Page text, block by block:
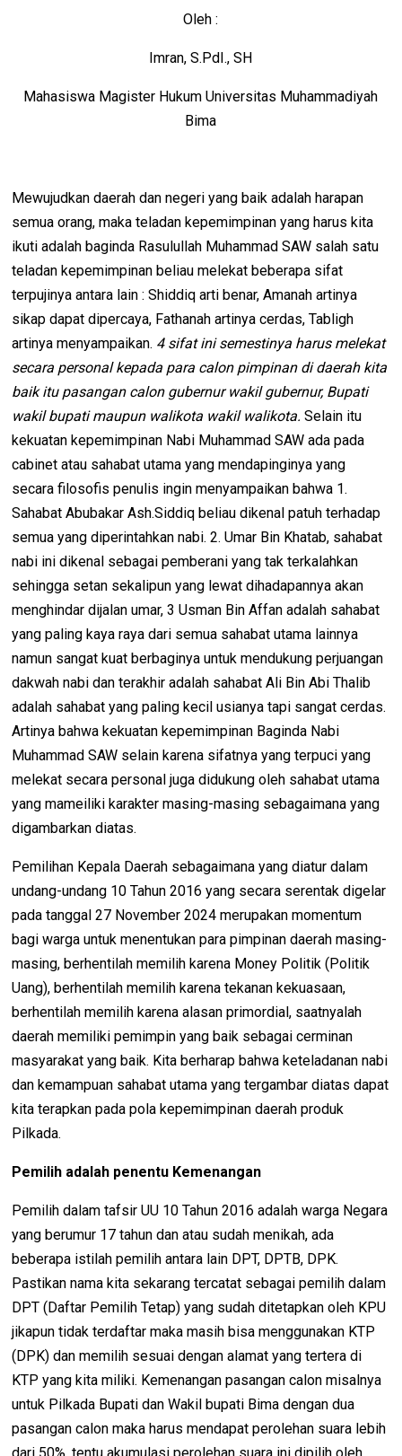
Oleh :
Imran, S.PdI., SH
Mahasiswa Magister Hukum Universitas Muhammadiyah
Bima
Mewujudkan daerah dan negeri yang baik adalah harapan
semua orang, maka teladan kepemimpinan yang harus kita
ikuti adalah baginda Rasulullah Muhammad SAW salah satu
teladan kepemimpinan beliau melekat beberapa sifat
terpujinya antara lain : Shiddiq arti benar, Amanah artinya
sikap dapat dipercaya, Fathanah artinya cerdas, Tabligh
artinya menyampaikan. 4 sifat ini semestinya harus melekat
secara personal kepada para calon pimpinan di daerah kita
baik itu pasangan calon gubernur wakil gubernur, Bupati
wakil bupati maupun walikota wakil walikota. Selain itu
kekuatan kepemimpinan Nabi Muhammad SAW ada pada
cabinet atau sahabat utama yang mendapinginya yang
secara filosofis penulis ingin menyampaikan bahwa 1.
Sahabat Abubakar Ash.Siddiq beliau dikenal patuh terhadap
semua yang diperintahkan nabi. 2. Umar Bin Khatab, sahabat
nabi ini dikenal sebagai pemberani yang tak terkalahkan
sehingga setan sekalipun yang lewat dihadapannya akan
menghindar dijalan umar, 3 Usman Bin Affan adalah sahabat
yang paling kaya raya dari semua sahabat utama lainnya
namun sangat kuat berbaginya untuk mendukung perjuangan
dakwah nabi dan terakhir adalah sahabat Ali Bin Abi Thalib
adalah sahabat yang paling kecil usianya tapi sangat cerdas.
Artinya bahwa kekuatan kepemimpinan Baginda Nabi
Muhammad SAW selain karena sifatnya yang terpuci yang
melekat secara personal juga didukung oleh sahabat utama
yang mameiliki karakter masing-masing sebagaimana yang
digambarkan diatas.
Pemilihan Kepala Daerah sebagaimana yang diatur dalam
undang-undang 10 Tahun 2016 yang secara serentak digelar
pada tanggal 27 November 2024 merupakan momentum
bagi warga untuk menentukan para pimpinan daerah masing-
masing, berhentilah memilih karena Money Politik (Politik
Uang), berhentilah memilih karena tekanan kekuasaan,
berhentilah memilih karena alasan primordial, saatnyalah
daerah memiliki pemimpin yang baik sebagai cerminan
masyarakat yang baik. Kita berharap bahwa keteladanan nabi
dan kemampuan sahabat utama yang tergambar diatas dapat
kita terapkan pada pola kepemimpinan daerah produk
Pilkada.
Pemilih adalah penentu Kemenangan
Pemilih dalam tafsir UU 10 Tahun 2016 adalah warga Negara
yang berumur 17 tahun dan atau sudah menikah, ada
beberapa istilah pemilih antara lain DPT, DPTB, DPK.
Pastikan nama kita sekarang tercatat sebagai pemilih dalam
DPT (Daftar Pemilih Tetap) yang sudah ditetapkan oleh KPU
jikapun tidak terdaftar maka masih bisa menggunakan KTP
(DPK) dan memilih sesuai dengan alamat yang tertera di
KTP yang kita miliki. Kemenangan pasangan calon misalnya
untuk Pilkada Bupati dan Wakil bupati Bima dengan dua
pasangan calon maka harus mendapat perolehan suara lebih